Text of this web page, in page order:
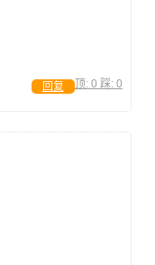
顶: 0 踩: 0
回复